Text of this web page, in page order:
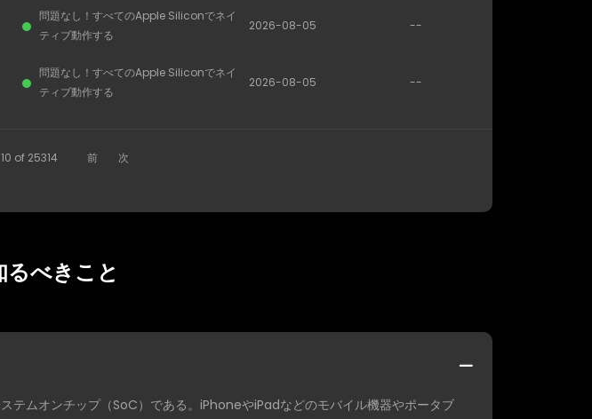
問題なし！すべてのApple Siliconでネイ
ティブ動作する
2026-08-05 --
問題なし！すべてのApple Siliconでネイ
ティブ動作する
2026-08-05 --
10 of 25314 前 次
るべきこと
ムオンチップ（SoC）である。iPhoneやiPadなどのモバイル機器やポータブ